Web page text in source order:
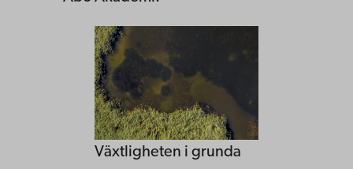
Växtligheten i grunda